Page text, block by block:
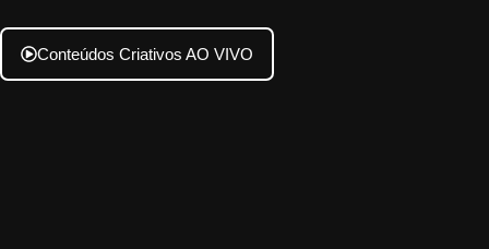
Conteúdos Criativos AO VIVO